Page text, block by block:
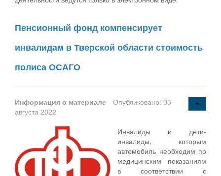
Пенсионный фонд компенсирует
инвалидам в Тверской области стоимость
полиса ОСАГО
Информация о материале
Опубликовано: 03
августа 2022
Инвалиды и дети-
инвалиды, которым
автомобиль необходим по
медицинским показаниям
в соответствии с